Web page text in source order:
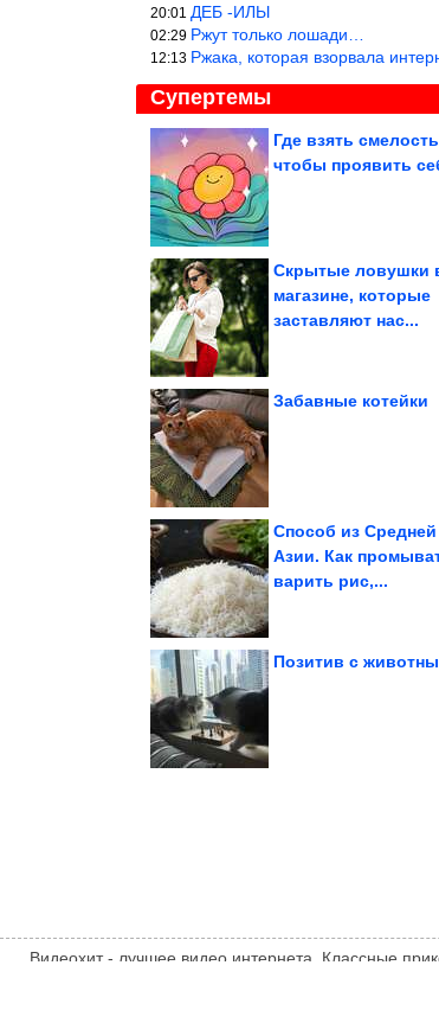
20:01 ДЕБ -ИЛЫ
02:29 Ржут только лошади…
12:13 Ржака, которая взорвала интернет? Нет, количество рекламы
Супертемы
Где взять
чтобы проявить
Чёрный юмор.
Скрытые ловушки
магазине, которые
заставляют нас...
Забавные котейки
Способ из Средней
Азии. Как
варить рис,...
Нужно ли
Позитив с
Видеохит - лучшее видео интернета. Классные